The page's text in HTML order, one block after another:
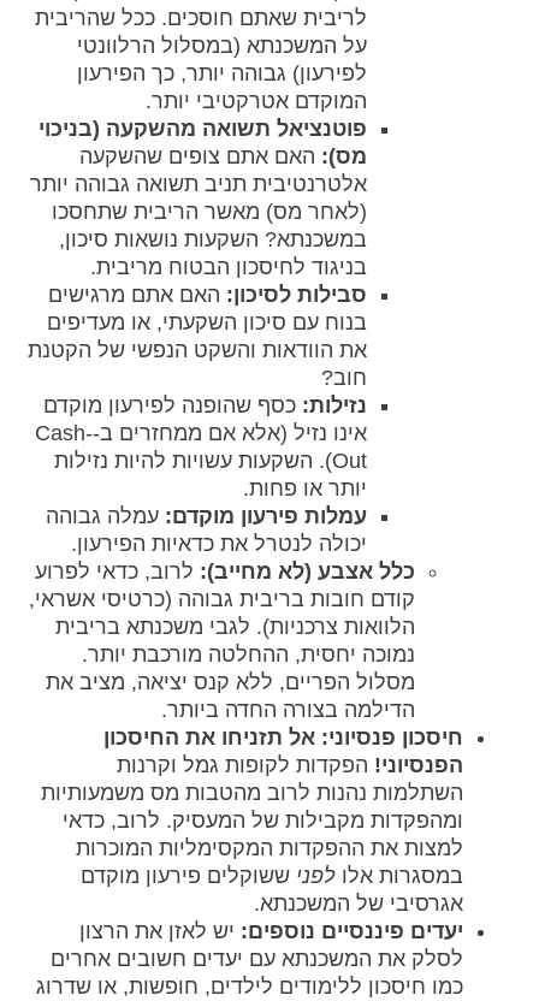
לריבית שאתם חוסכים. ככל שהריבית
על המשכנתא (במסלול הרלוונטי
לפירעון) גבוהה יותר, כך הפירעון
המוקדם אטרקטיבי יותר.
פוטנציאל תשואה מהשקעה (בניכוי
מס): האם אתם צופים שהשקעה
אלטרנטיבית תניב תשואה גבוהה יותר
(לאחר מס) מאשר הריבית שתחסכו
במשכנתא? השקעות נושאות סיכון,
בניגוד לחיסכון הבטוח מריבית.
סבילות לסיכון: האם אתם מרגישים
בנוח עם סיכון השקעתי, או מעדיפים
את הוודאות והשקט הנפשי של הקטנת
חוב?
נזילות: כסף שהופנה לפירעון מוקדם
אינו נזיל (אלא אם ממחזרים ב-Cash-
Out). השקעות עשויות להיות נזילות
יותר או פחות.
עמלות פירעון מוקדם: עמלה גבוהה
יכולה לנטרל את כדאיות הפירעון.
כלל אצבע (לא מחייב): לרוב, כדאי לפרוע
קודם חובות בריבית גבוהה (כרטיסי אשראי,
הלוואות צרכניות). לגבי משכנתא בריבית
נמוכה יחסית, ההחלטה מורכבת יותר.
מסלול הפריים, ללא קנס יציאה, מציב את
הדילמה בצורה החדה ביותר.
חיסכון פנסיוני: אל תזניחו את החיסכון
הפנסיוני! הפקדות לקופות גמל וקרנות
השתלמות נהנות לרוב מהטבות מס משמעותיות
ומהפקדות מקבילות של המעסיק. לרוב, כדאי
למצות את ההפקדות המקסימליות המוכרות
במסגרות אלו לפני ששוקלים פירעון מוקדם
אגרסיבי של המשכנתא.
יעדים פיננסיים נוספים: יש לאזן את הרצון
לסלק את המשכנתא עם יעדים חשובים אחרים
כמו חיסכון ללימודים לילדים, חופשות, או שדרוג